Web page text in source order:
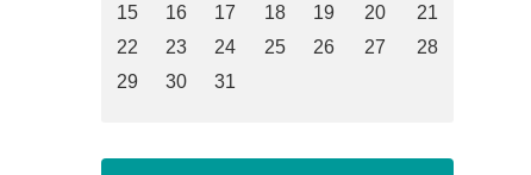
15
16 17 18 19 20
21
22
23 24 25 26 27
28
29
30 31